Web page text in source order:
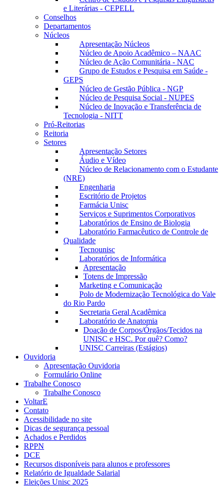
e Literárias - CEPELL
Conselhos
Departamentos
Núcleos
Apresentação Núcleos
Núcleo de Apoio Acadêmico – NAAC
Núcleo de Ação Comunitária - NAC
Grupo de Estudos e Pesquisa em Saúde -
GEPS
Núcleo de Gestão Pública - NGP
Núcleo de Pesquisa Social - NUPES
Núcleo de Inovação e Transferência de
Tecnologia - NITT
Pró-Reitorias
Reitoria
Setores
Apresentação Setores
Áudio e Vídeo
Núcleo de Relacionamento com o Estudante
(NRE)
Engenharia
Escritório de Projetos
Farmácia Unisc
Serviços e Suprimentos Corporativos
Laboratórios de Ensino de Biologia
Laboratório Farmacêutico de Controle de
Qualidade
Tecnounisc
Laboratórios de Informática
Apresentação
Totens de Impressão
Marketing e Comunicação
Polo de Modernização Tecnológica do Vale
do Rio Pardo
Secretaria Geral Acadêmica
Laboratório de Anatomia
Doação de Corpos/Órgãos/Tecidos na
UNISC e HSC. Por quê? Como?
UNISC Carreiras (Estágios)
Ouvidoria
Apresentação Ouvidoria
Formulário Online
Trabalhe Conosco
Trabalhe Conosco
VoltarE
Contato
Acessibilidade no site
Dicas de segurança pessoal
Achados e Perdidos
RPPN
DCE
Recursos disponíveis para alunos e professores
Relatório de Igualdade Salarial
Eleições Unisc 2025